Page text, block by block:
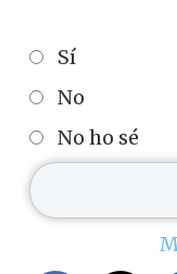
Sí
No
No ho sé